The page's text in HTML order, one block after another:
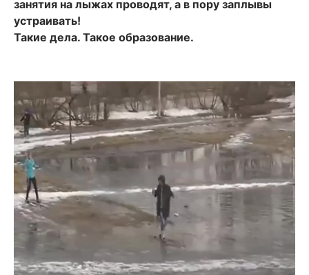
занятия на лыжах проводят, а в пору заплывы
устраивать!
Такие дела. Такое образование.